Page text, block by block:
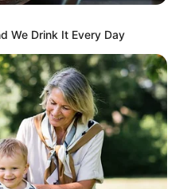
We Drink It Every Day